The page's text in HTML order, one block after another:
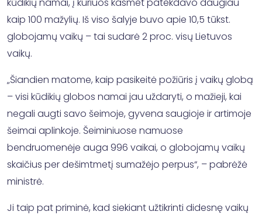
kaip 100 mažylių. Iš viso šalyje buvo apie 10,5 tūkst.
globojamų vaikų – tai sudarė 2 proc. visų Lietuvos
vaikų.
„Šiandien matome, kaip pasikeitė požiūris į vaikų globą
– visi kūdikių globos namai jau uždaryti, o mažieji, kai
negali augti savo šeimoje, gyvena saugioje ir artimoje
šeimai aplinkoje. Šeiminiuose namuose
bendruomenėje auga 996 vaikai, o globojamų vaikų
skaičius per dešimtmetį sumažėjo perpus“, – pabrėžė
ministrė.
Ji taip pat priminė, kad siekiant užtikrinti didesnę vaikų